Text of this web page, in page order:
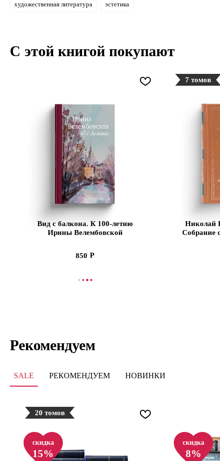
художественная литература эстетика
С этой книгой покупают
Вид с балкона. К 100-летию
Ирины Велембовской
850
В КОРЗИНУ
7 томов
Николай
Собрание
Рекомендуем
SALE РЕКОМЕНДУЕМ НОВИНКИ
20 томов
скидка
15%
скидка
8%